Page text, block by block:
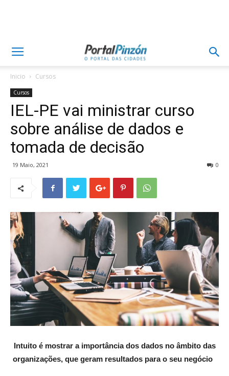
Inicio Cursos
Cursos
IEL-PE vai ministrar curso
sobre análise de dados e
tomada de decisão
19 Maio, 2021 0
Intuito é mostrar a importância dos dados no âmbito das
organizações, que geram resultados para o seu negócio